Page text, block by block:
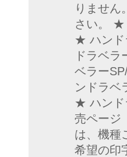
りません
さい。 ★
★ ハンド
ドラベ
ベラー
ンドラベ
★ ハンド
売ページ
は、機種
希望の印